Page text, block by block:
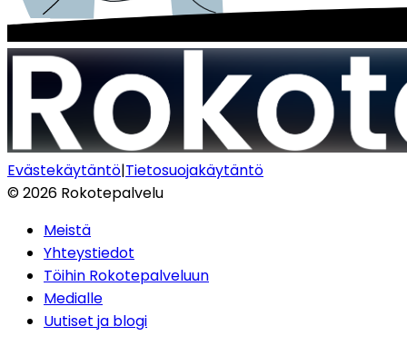
Evästekäytäntö|Tietosuojakäytäntö
©2026 Rokotepalvelu
Meistä
Yhteystiedot
Töihin Rokotepalveluun
Medialle
Uutiset ja blogi